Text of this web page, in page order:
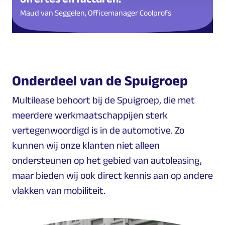
Maud van Seggelen, Officemanager Coolprofs
Onderdeel van de Spuigroep
Multilease behoort bij de Spuigroep, die met
meerdere werkmaatschappijen sterk
vertegenwoordigd is in de automotive. Zo
kunnen wij onze klanten niet alleen
ondersteunen op het gebied van autoleasing,
maar bieden wij ook direct kennis aan op andere
vlakken van mobiliteit.